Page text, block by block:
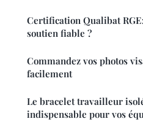
Certification Qualibat
soutien fiable ?
Commandez vos photos
facilement
Le bracelet travailleur
indispensable pour vos